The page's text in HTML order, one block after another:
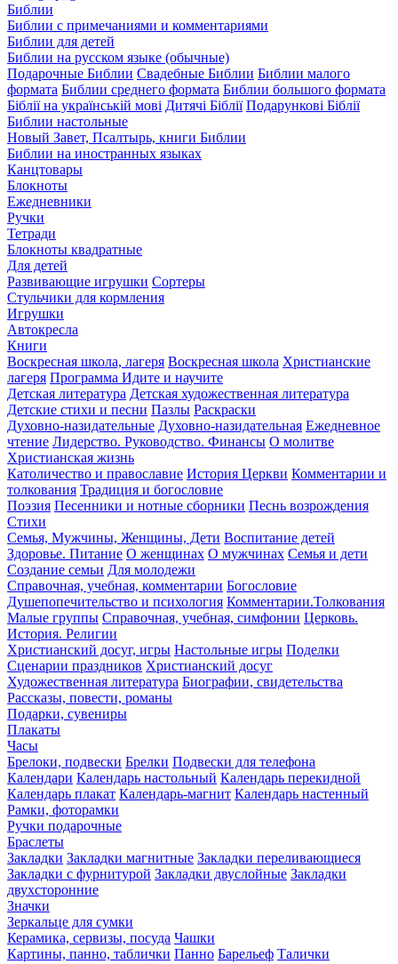
Библии
Библии с примечаниями и комментариями
Библии для детей
Библии на русском языке (обычные)
Подарочные Библии Свадебные Библии Библии малого
формата Библии среднего формата Библии большого формата
Біблії на українській мові Дитячі Біблії Подарункові Біблії
Библии настольные
Новый Завет, Псалтырь, книги Библии
Библии на иностранных языках
Канцтовары
Блокноты
Ежедневники
Ручки
Тетради
Блокноты квадратные
Для детей
Развивающие игрушки Сортеры
Стульчики для кормления
Игрушки
Автокресла
Книги
Воскресная школа, лагеря Воскресная школа Христианские
лагеря Программа Идите и научите
Детская литература Детская художественная литература
Детские стихи и песни Пазлы Раскраски
Духовно-назидательные Духовно-назидательная Ежедневное
чтение Лидерство. Руководство. Финансы О молитве
Христианская жизнь
Католичество и православие История Церкви Комментарии и
толкования Традиция и богословие
Поэзия Песенники и нотные сборники Песнь возрождения
Стихи
Семья, Мужчины, Женщины, Дети Воспитание детей
Здоровье. Питание О женщинах О мужчинах Семья и дети
Создание семьи Для молодежи
Справочная, учебная, комментарии Богословие
Душепопечительство и психология Комментарии.Толкования
Малые группы Справочная, учебная, симфонии Церковь.
История. Религии
Христианский досуг, игры Настольные игры Поделки
Сценарии праздников Христианский досуг
Художественная литература Биографии, свидетельства
Рассказы, повести, романы
Подарки, сувениры
Плакаты
Часы
Брелоки, подвески Брелки Подвески для телефона
Календари Календарь настольный Календарь перекидной
Календарь плакат Календарь-магнит Календарь настенный
Рамки, фоторамки
Ручки подарочные
Браслеты
Закладки Закладки магнитные Закладки переливающиеся
Закладки с фурнитурой Закладки двуслойные Закладки
двухсторонние
Значки
Зеркальце для сумки
Керамика, сервизы, посуда Чашки
Картины, панно, таблички Панно Барельеф Талички